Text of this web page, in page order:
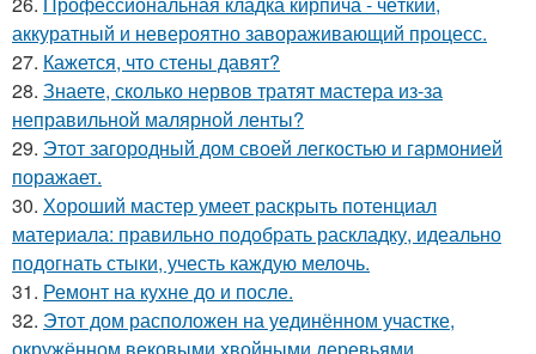
аккуратный и невероятно завораживающий процесс.
27. Кажется, что стены давят?
28. Знаете, сколько нервов тратят мастера из-за
неправильной малярной ленты?
29. Этот загородный дом своей легкостью и гармонией
поражает.
30. Хороший мастер умеет раскрыть потенциал
материала: правильно подобрать раскладку, идеально
подогнать стыки, учесть каждую мелочь.
31. Ремонт на кухне до и после.
32. Этот дом расположен на уединённом участке,